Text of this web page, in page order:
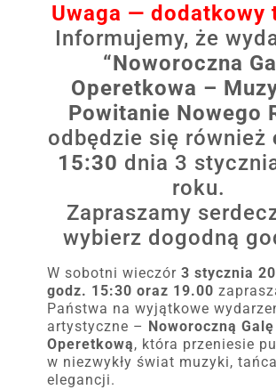
Uwaga — dodatkowy
Informujemy, że
“Noworoczna
Operetkowa –
Powitanie Nowego
odbędzie się również
15:30 dnia 3
roku.
Zapraszamy
wybierz dogodną
W sobotni wieczór3 stycznia
godz. 15:30 oraz 19.00
Państwa na wyjątkowe
artystyczne – Noworoczną Galę
Operetkową, która przeniesie
w niezwykły świat muzyki,
elegancji.